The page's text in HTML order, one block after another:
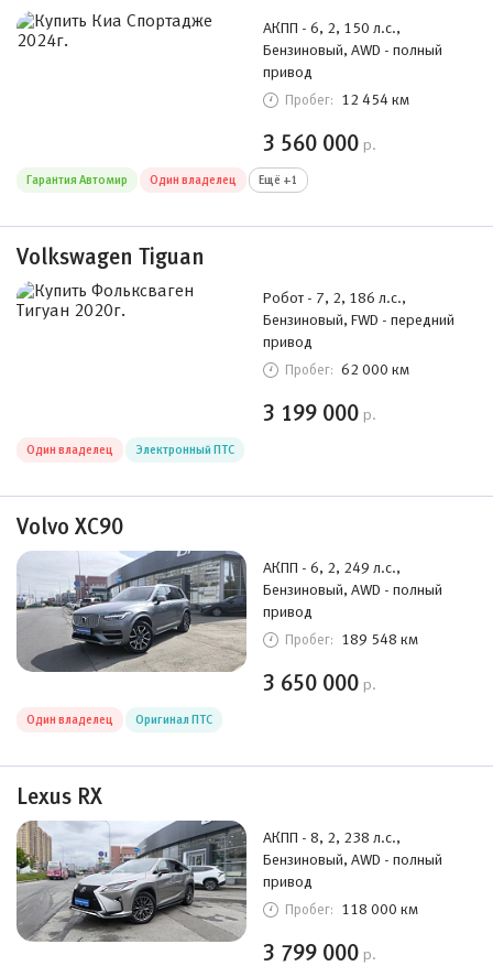
АКПП - 6, 2, 150 л.с.,
Бензиновый, AWD - полный
привод
Пробег: 12 454 км
3 560 000 р.
Гарантия Автомир Один владелец Ещё +1
Volkswagen Tiguan
Робот - 7, 2, 186 л.с.,
Бензиновый, FWD - передний
привод
Пробег: 62 000 км
3 199 000 р.
Один владелец Электронный ПТС
Volvo XC90
АКПП - 6, 2, 249 л.с.,
Бензиновый, AWD - полный
привод
Пробег: 189 548 км
3 650 000 р.
Один владелец Оригинал ПТС
Lexus RX
АКПП - 8, 2, 238 л.с.,
Бензиновый, AWD - полный
привод
Пробег: 118 000 км
3 799 000 р.